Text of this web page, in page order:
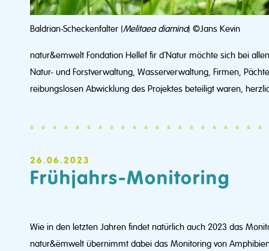
Baldrian-Scheckenfalter (Melitaea diamina) ©Jans Kevin
natur&emwelt Fondation Hellef fir d´Natur möchte sich bei
Natur- und Forstverwaltung, Wasserverwaltung, Firmen,
reibungslosen Abwicklung des Projektes beteiligt waren,
26.06.2023
Frühjahrs-Monitoring
Wie in den letzten Jahren findet natürlich auch 2023 das
natur&ëmwelt übernimmt dabei das Monitoring von